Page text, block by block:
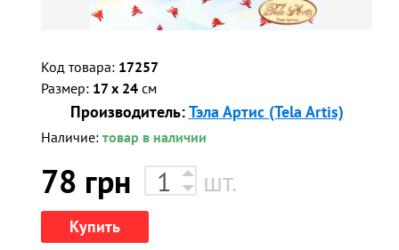
Код товара: 17257
Размер: 17 x 24 см
Производитель:Тэла Артис (Tela Artis)
Наличие: товар в наличии
78 грн шт.
Купить